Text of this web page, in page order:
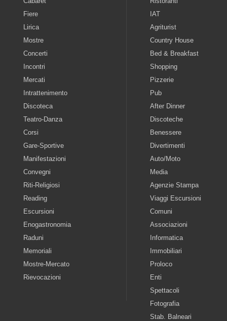
Fiere
Lirica
Mostre
Concerti
Incontri
Mercati
Intrattenimento
Discoteca
Teatro-Danza
Corsi
Gare-Sportive
Manifestazioni
Convegni
Riti-Religiosi
Reading
Escursioni
Enogastronomia
Raduni
Memoriali
Mostre-Mercato
Rievocazioni
IAT
Agriturist
Country House
Bed & Breakfast
Shopping
Pizzerie
Pub
After Dinner
Discoteche
Benessere
Divertimenti
Auto/Moto
Media
Agenzie Stampa
Viaggi Escursioni
Comuni
Associazioni
Informatica
Immobiliari
Proloco
Enti
Spettacoli
Fotografia
Stab. Balneari